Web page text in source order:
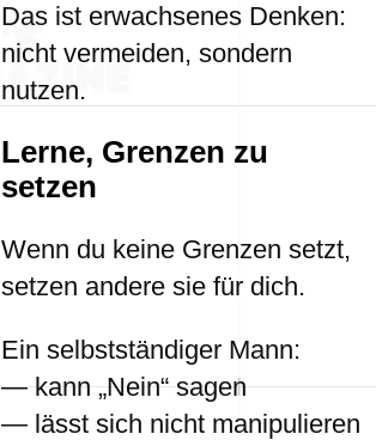
Das ist erwachsenes Denken:
nicht vermeiden, sondern
nutzen.
Lerne, Grenzen zu
setzen
Wenn du keine Grenzen setzt,
setzen andere sie für dich.
Ein selbstständiger Mann:
— kann „Nein“ sagen
— lässt sich nicht manipulieren